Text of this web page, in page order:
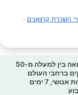
השכרת קרוואנים ·
השוואה בין למעלה מ-50
ברחבי העולם
שירות אנושי, 7 ימים